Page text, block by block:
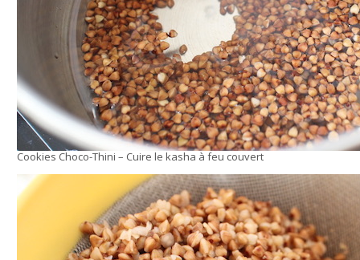
Cookies Choco-Thini – Cuire le kasha à feu couvert